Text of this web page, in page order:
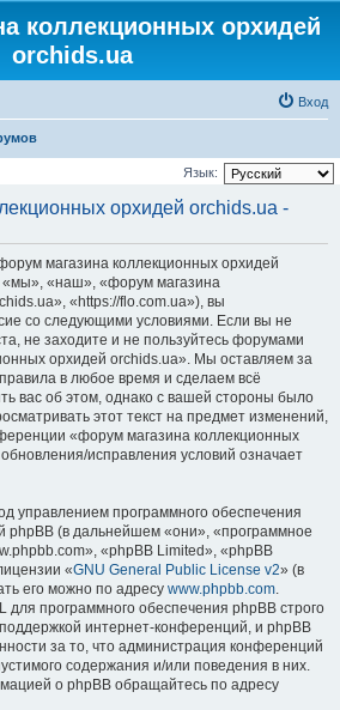
коллекционных орхидей
orchids.ua
Вход
Язык:
орхидей orchids.ua -
магазина коллекционных орхидей
«наш», «форум магазина
«https://flo.com.ua»), вы
со следующими условиями. Если вы не
не заходите и не пользуйтесь форумами
орхидей orchids.ua». Мы оставляем за
в любое время и сделаем всё
вас об этом, однако с вашей стороны было
этот текст на предмет изменений,
«форум магазина коллекционных
исправления условий означает
управлением программного обеспечения
phpBB (в дальнейшем «они», «программное
«phpBB Limited», «phpBB
«GNU General Public License v2» (в
его можно по адресу www.phpbb.com.
для программного обеспечения phpBB строго
интернет-конференций, и phpBB
за то, что администрация конференций
содержания и/или поведения в них.
о phpBB обращайтесь по адресу